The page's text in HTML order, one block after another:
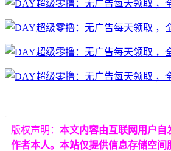
版权声明： 本文内容由互联网用户自
作者本人。本站仅提供信息存储空间